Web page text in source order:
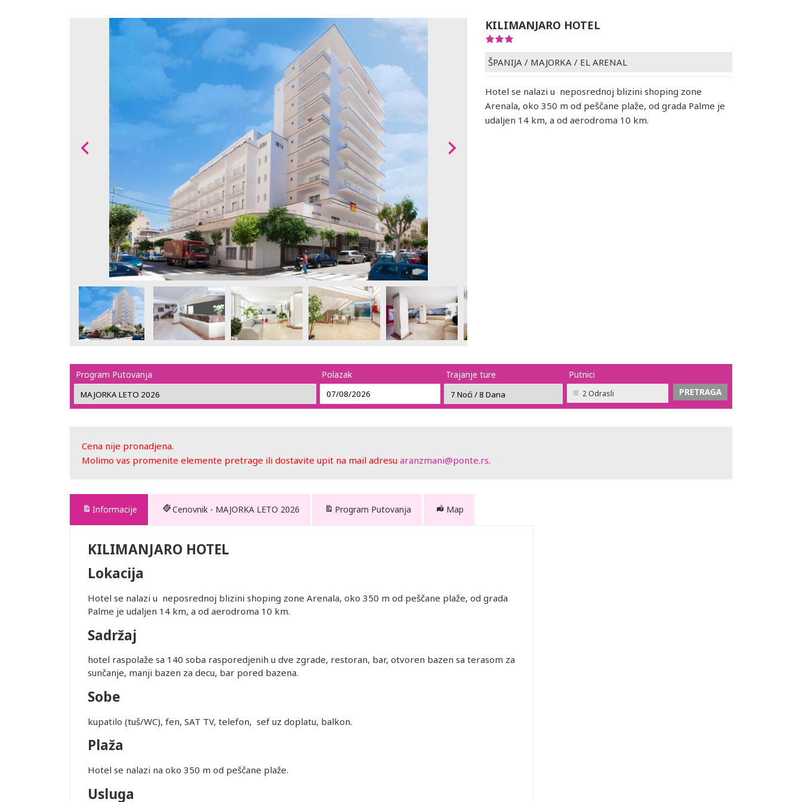
KILIMANJARO HOTEL
ŠPANIJA / MAJORKA / EL ARENAL
Hotel se nalazi u neposrednoj blizini shoping zone
Arenala, oko 350 m od peščane plaže, od grada Palme je
udaljen 14 km, a od aerodroma 10 km.
Program Putovanja Polazak Trajanje ture Putnici
2 Odrasli
Cena nije pronadjena.
Molimo vas promenite elemente pretrage ili dostavite upit na mail adresu aranzmani@ponte.rs.
Informacije Cenovnik - MAJORKA LETO 2026 Program Putovanja Map
KILIMANJARO HOTEL
Lokacija
Hotel se nalazi u neposrednoj blizini shoping zone Arenala, oko 350 m od peščane plaže, od grada
Palme je udaljen 14 km, a od aerodroma 10 km.
Sadržaj
hotel raspolaže sa 140 soba rasporedjenih u dve zgrade, restoran, bar, otvoren bazen sa terasom za
sunčanje, manji bazen za decu, bar pored bazena.
Sobe
kupatilo (tuš/WC), fen, SAT TV, telefon, sef uz doplatu, balkon.
Plaža
Hotel se nalazi na oko 350 m od peščane plaže.
Usluga